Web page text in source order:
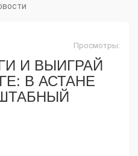
Просмотры:
И ВЫИГРАЙ
В АСТАНЕ